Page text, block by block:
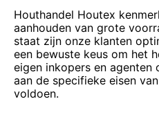
Houthandel Houtex
aanhouden van grote
staat zijn onze klanten
een bewuste keus om het
eigen inkopers en agenten
aan de specifieke eisen
voldoen.